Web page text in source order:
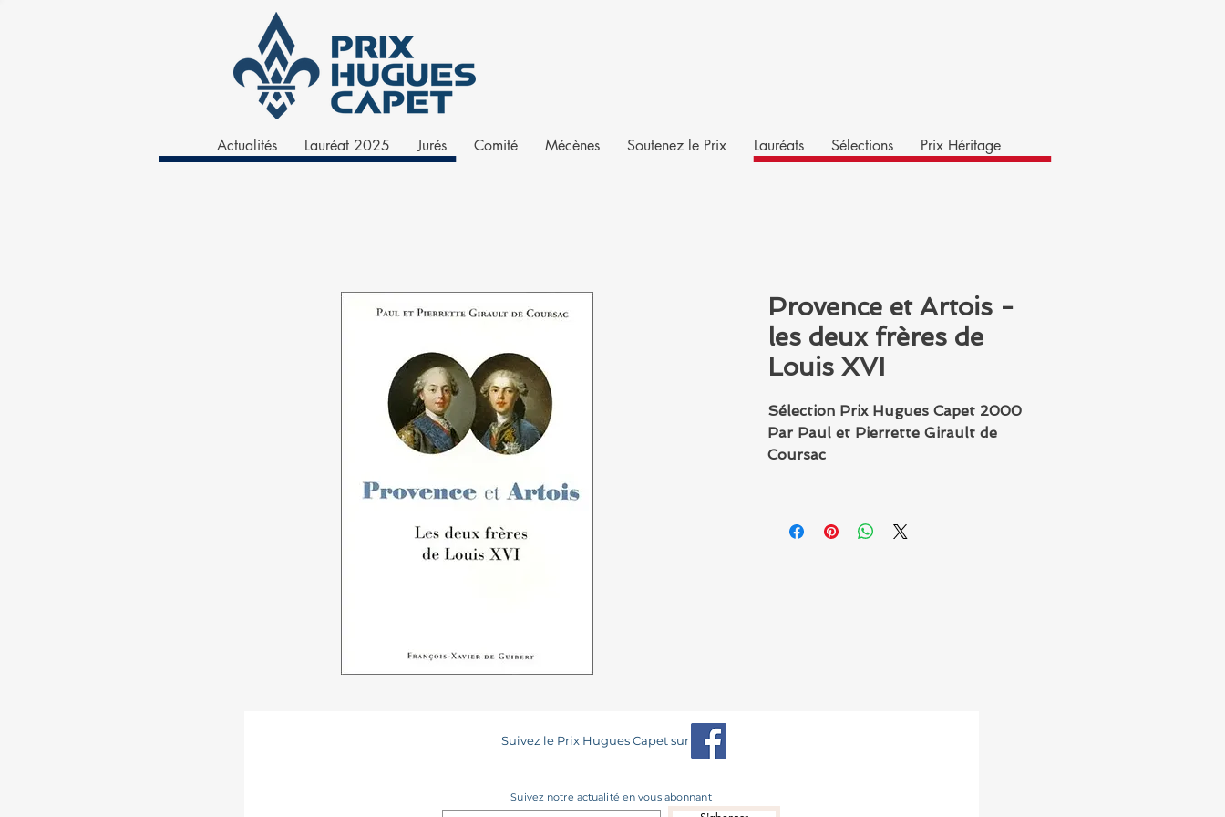
Actualités Lauréat 2025 Jurés Comité Mécènes Soutenez le Prix Lauréats Sélections Prix Héritage
Provence et Artois -
les deux frères de
Louis XVI
Sélection Prix Hugues Capet 2000
Par Paul et Pierrette Girault de
Coursac
Suivez le Prix Hugues Capet sur
Suivez notre actualité en vous abonnant